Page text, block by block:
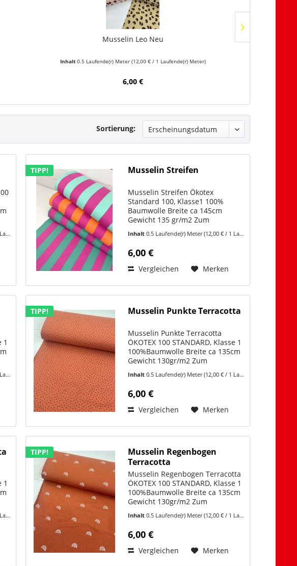
Musselin Leo Neu
Inhalt 0.5 Laufende(r) Meter (12,00 € / 1 Laufende(r) Meter)
6,00 €
Sortierung:
DWWBBZj3e74
TIPP! Musselin Streifen
Musselin Streifen Ökotex
Standard 100, Klasse1 100%
Baumwolle Breite ca 145cm
Gewicht 135 gr/m2 Zum
https://www.youtube.com/shorts/3Szb5cVL984
Farbe und Klarheit in deine
Nähprojekte. Die ca. 5...
Inhalt0.5 Laufende(r) Meter(12,00 € / 1 Laufende(r) Meter)
6,00 €
Vergleichen Merken
1
7z4sdf2Vf1E
TIPP! Musselin Punkte Terracotta
Musselin Punkte Terracotta
ÖKOTEX 100 STANDARD, Klasse 1
100%Baumwolle Breite ca 135cm
Gewicht 130gr/m2 Zum
https://www.youtube.com/shorts/Vf3kcf-
DmHw Musselin Punkte
Terracotta – moderner
Baumwollstoff mit feinem...
Inhalt0.5 Laufende(r) Meter(12,00 € / 1 Laufende(r) Meter)
6,00 €
Vergleichen Merken
1
Vf3kcf-
TIPP!
Musselin Regenbogen
Terracotta
Musselin Regenbogen Terracotta
ÖKOTEX 100 STANDARD, Klasse 1
100%Baumwolle Breite ca 135cm
Gewicht 130gr/m2 Zum
https://www.youtube.com/shorts/Vf3kcf-
DmHw Musselin Regenbogen
Terracotta – moderner
Baumwollstoff mit...
Inhalt0.5 Laufende(r) Meter(12,00 € / 1 Laufende(r) Meter)
6,00 €
Vergleichen Merken